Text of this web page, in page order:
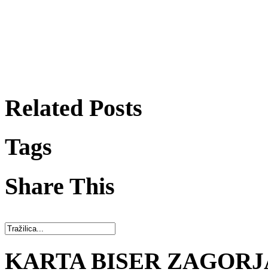
Related Posts
Tags
Share This
KARTA BISER